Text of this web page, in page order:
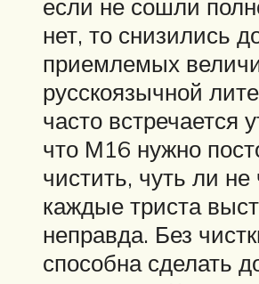
если не сошли
нет, то снизились
приемлемых
русскоязычной
часто встречается
что М16 нужно
чистить, чуть ли не
каждые триста
неправда. Без
способна сделать